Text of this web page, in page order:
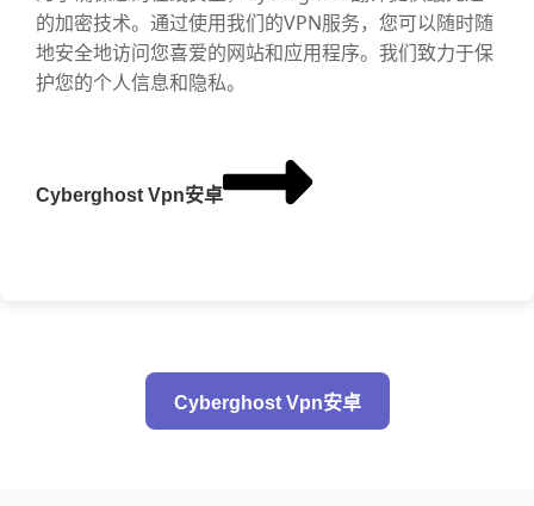
的加密技术。通过使用我们的VPN服务，您可以随时随
地安全地访问您喜爱的网站和应用程序。我们致力于保
护您的个人信息和隐私。
Cyberghost Vpn安卓
Cyberghost Vpn安卓